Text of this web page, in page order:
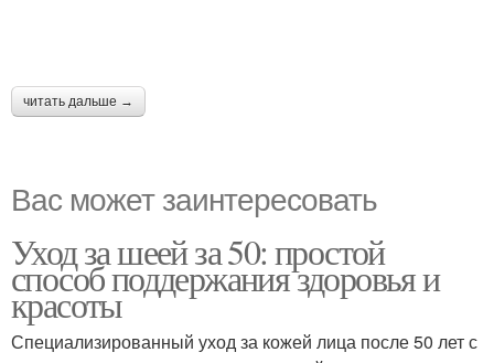
читать дальше →
Вас может заинтересовать
Уход за шеей за 50: простой
способ поддержания здоровья и
красоты
Специализированный уход за кожей лица после 50 лет с